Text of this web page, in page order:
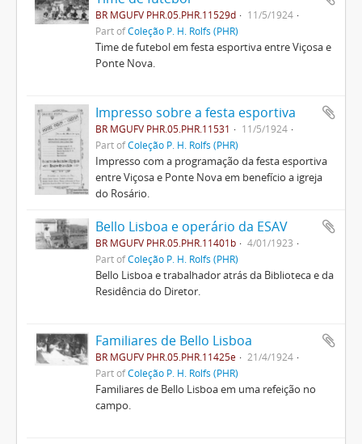
BR MGUFV PHR.05.PHR.11529d
11/5/1924
Part ofColeção P. H. Rolfs (PHR)
Time de futebol em festa esportiva entre Viçosa e
Ponte Nova.
Impresso sobre a festa esportiva
BR MGUFV PHR.05.PHR.11531
11/5/1924
Part ofColeção P. H. Rolfs (PHR)
Impresso com a programação da festa esportiva
entre Viçosa e Ponte Nova em benefício a igreja
do Rosário.
Bello Lisboa e operário da ESAV
BR MGUFV PHR.05.PHR.11401b
4/01/1923
Part ofColeção P. H. Rolfs (PHR)
Bello Lisboa e trabalhador atrás da Biblioteca e da
Residência do Diretor.
Familiares de Bello Lisboa
BR MGUFV PHR.05.PHR.11425e
21/4/1924
Part ofColeção P. H. Rolfs (PHR)
Familiares de Bello Lisboa em uma refeição no
campo.